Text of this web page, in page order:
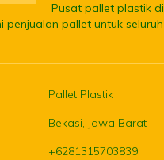
Pusat pallet plastik
penjualan pallet untuk
Pallet Plastik
Bekasi, Jawa Barat
+6281315703839